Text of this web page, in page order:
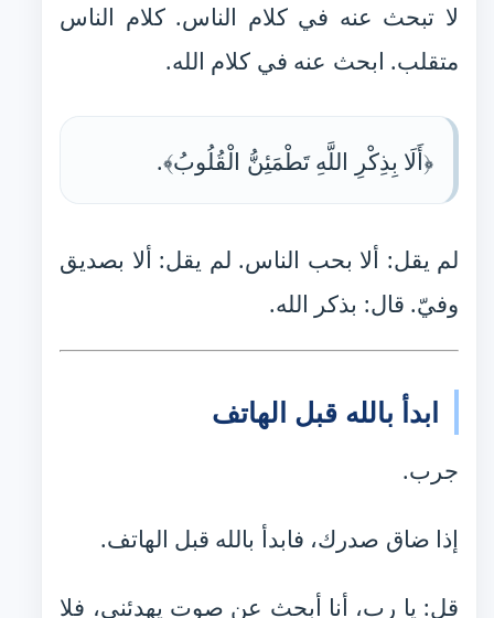
لا تبحث عنه في كلام الناس. كلام الناس
متقلب. ابحث عنه في كلام الله.
﴿أَلَا بِذِكْرِ اللَّهِ تَطْمَئِنُّ الْقُلُوبُ﴾.
لم يقل: ألا بحب الناس. لم يقل: ألا بصديق
وفيّ. قال: بذكر الله.
ابدأ بالله قبل الهاتف
جرب.
إذا ضاق صدرك، فابدأ بالله قبل الهاتف.
قل: يا رب، أنا أبحث عن صوت يهدئني، فلا